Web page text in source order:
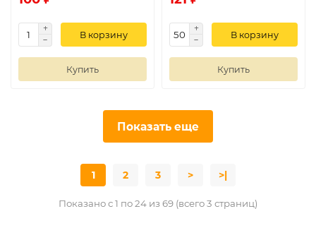
В корзину
Купить
В корзину
Купить
Показать еще
1 2 3 > >|
Показано с 1 по 24 из 69 (всего 3 страниц)